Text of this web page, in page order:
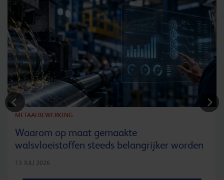
METAALBEWERKING
Waarom op maat gemaakte
walsvloeistoffen steeds belangrijker worden
13 JULI 2026